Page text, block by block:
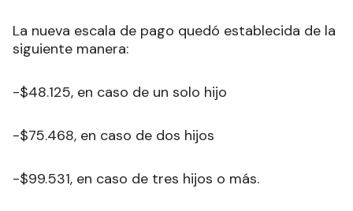
La nueva escala de pago quedó establecida de la
siguiente manera:
-$48.125, en caso de un solo hijo
-$75.468, en caso de dos hijos
-$99.531, en caso de tres hijos o más.